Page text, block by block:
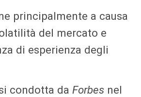
principalmente a causa
del mercato e
di esperienza degli
condotta da Forbes nel